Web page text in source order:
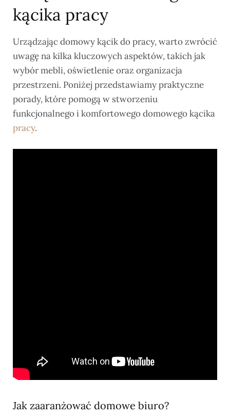
kącika pracy
Urządzając domowy kącik do pracy, warto zwrócić
uwagę na kilka kluczowych aspektów, takich jak
wybór mebli, oświetlenie oraz organizacja
przestrzeni. Poniżej przedstawiamy praktyczne
porady, które pomogą w stworzeniu
funkcjonalnego i komfortowego domowego kącika
pracy.
Jak zaaranżować domowe biuro?